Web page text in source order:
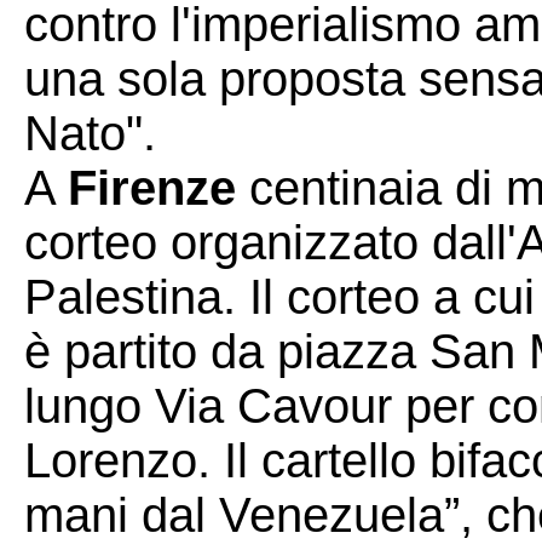
contro l'imperialismo
una sola proposta
Nato".
A Firenze centinaia di
corteo organizzato
Palestina. Il corteo a
è partito da piazza San
lungo Via Cavour per
Lorenzo. Il cartello
mani dal Venezuela”,